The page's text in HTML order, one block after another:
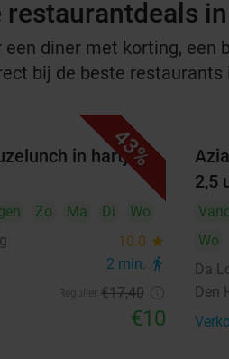
restaurantdeals
een diner met korting,
bij de beste restaurants
43%
in hartje
Zo Ma Di
Wo
10.0 star
2 min. directions_walk
€17,40
€10
2,5
Wo
Da
Den